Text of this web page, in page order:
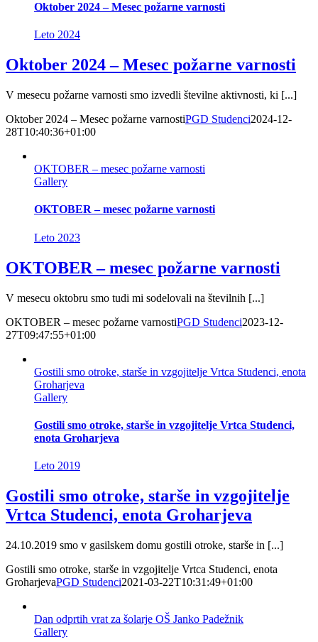
Oktober 2024 – Mesec požarne varnosti
Leto 2024
Oktober 2024 – Mesec požarne varnosti
V mesecu požarne varnosti smo izvedli številne aktivnosti, ki [...]
Oktober 2024 – Mesec požarne varnostiPGD Studenci2024-12-
28T10:40:36+01:00
OKTOBER – mesec požarne varnosti
Gallery
OKTOBER – mesec požarne varnosti
Leto 2023
OKTOBER – mesec požarne varnosti
V mesecu oktobru smo tudi mi sodelovali na številnih [...]
OKTOBER – mesec požarne varnostiPGD Studenci2023-12-
27T09:47:55+01:00
Gostili smo otroke, starše in vzgojitelje Vrtca Studenci, enota
Groharjeva
Gallery
Gostili smo otroke, starše in vzgojitelje Vrtca Studenci,
enota Groharjeva
Leto 2019
Gostili smo otroke, starše in vzgojitelje
Vrtca Studenci, enota Groharjeva
24.10.2019 smo v gasilskem domu gostili otroke, starše in [...]
Gostili smo otroke, starše in vzgojitelje Vrtca Studenci, enota
GroharjevaPGD Studenci2021-03-22T10:31:49+01:00
Dan odprtih vrat za šolarje OŠ Janko Padežnik
Gallery